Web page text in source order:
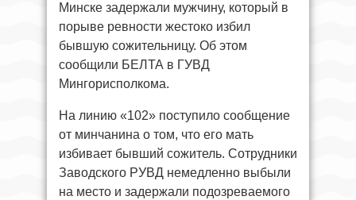
Минске задержали мужчину, который в
порыве ревности жестоко избил
бывшую сожительницу. Об этом
сообщили БЕЛТА в ГУВД
Мингорисполкома.
На линию «102» поступило сообщение
от минчанина о том, что его мать
избивает бывший сожитель. Сотрудники
Заводского РУВД немедленно выбыли
на место и задержали подозреваемого